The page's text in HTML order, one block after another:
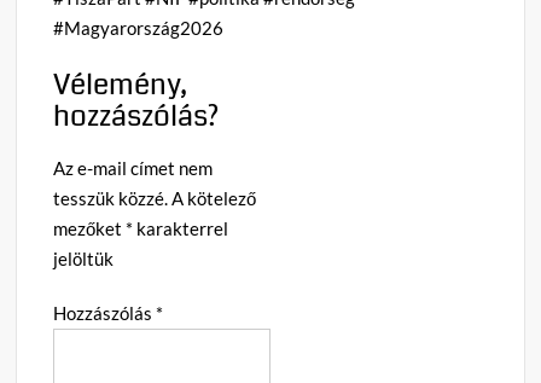
#Magyarország2026
Vélemény,
hozzászólás?
Az e-mail címet nem
tesszük közzé.A kötelező
mezőket * karakterrel
jelöltük
Hozzászólás *